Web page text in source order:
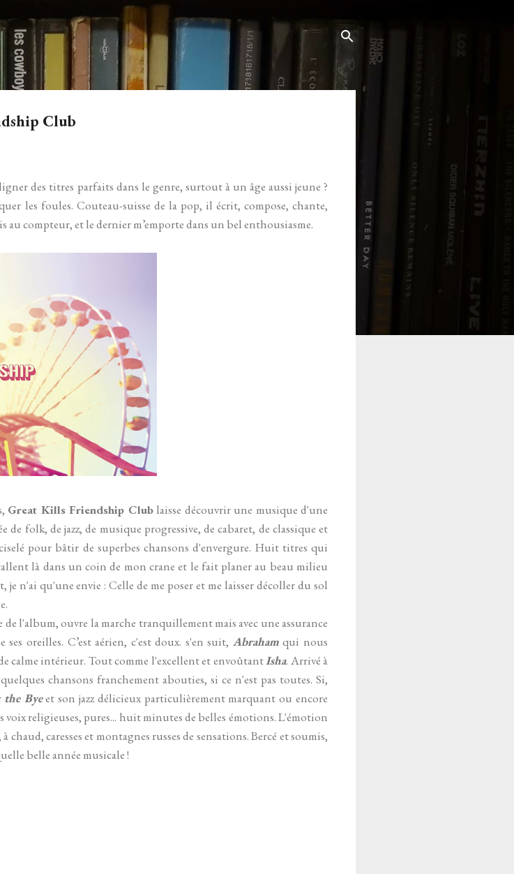
au contenu principal
Club
des titres parfaits dans le genre, surtout à un âge aussi jeune ?
les foules. Couteau-suisse de la pop, il écrit, compose, chante,
au compteur, et le dernier m’emporte dans un bel enthousiasme.
Great Kills Friendship Clublaisse découvrir une musique d'une
folk, de jazz, de musique progressive, de cabaret, de classique et
pour bâtir de superbes chansons d'envergure. Huit titres qui
là dans un coin de mon crane et le fait planer au beau milieu
n'ai qu'une envie : Celle de me poser et me laisser décoller du sol
l'album, ouvre la marche tranquillement mais avec une assurance
oreilles. C’est aérien, c'est doux. s'en suit, Abrahamqui nous
calme intérieur. Tout comme l'excellent et envoûtantIsha. Arrivé à
chansons franchement abouties, si ce n'est pas toutes. Si,
the Byeet son jazz délicieux particulièrement marquant ou encore
voix religieuses, pures... huit minutes de belles émotions. L'émotion
à chaud, caresses et montagnes russes de sensations. Bercé et soumis,
belle année musicale !